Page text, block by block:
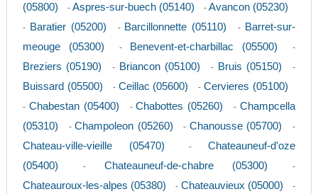
(05800)
- Aspres-sur-buech (05140) -Avancon (05230)
- Baratier (05200) - Barcillonnette (05110) - Barret-sur-
meouge (05300)
- Benevent-et-charbillac (05500) -
Breziers (05190) - Briancon (05100) - Bruis (05150) -
Buissard (05500) - Ceillac (05600) -Cervieres (05100)
- Chabestan (05400) -Chabottes (05260) -Champcella
(05310)
-Champoleon (05260) - Chanousse (05700) -
Chateau-ville-vieille (05470) -Chateauneuf-d'oze
(05400)
- Chateauneuf-de-chabre (05300) -
Chateauroux-les-alpes (05380) - Chateauvieux (05000) -